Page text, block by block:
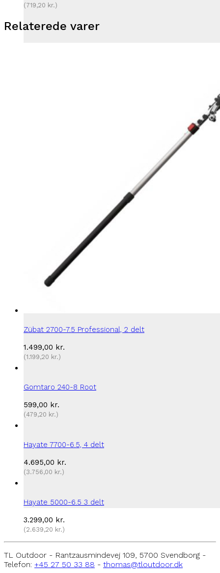
(719,20 kr.)
Relaterede varer
Zübat 2700-7.5 Professional, 2 delt
1.499,00 kr.
(1.199,20 kr.)
Gomtaro 240-8 Root
599,00 kr.
(479,20 kr.)
Hayate 7700-6.5, 4 delt
4.695,00 kr.
(3.756,00 kr.)
Hayate 5000-6.5 3 delt
3.299,00 kr.
(2.639,20 kr.)
TL Outdoor - Rantzausmindevej 109, 5700 Svendborg -
Telefon: +45 27 50 33 88 - thomas@tloutdoor.dk